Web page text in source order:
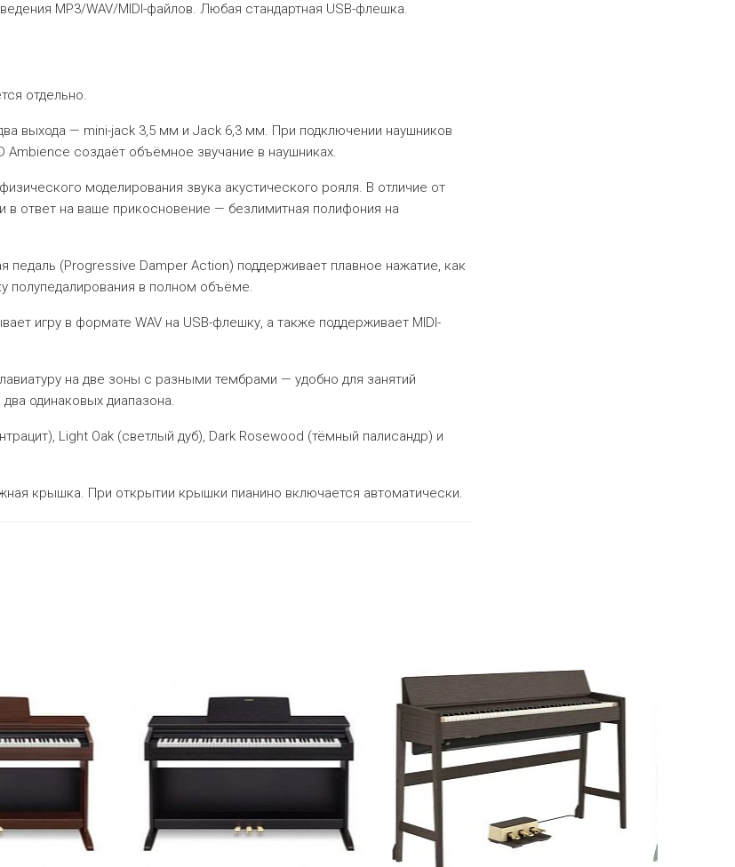
MP3/WAV/MIDI-файлов. Любая стандартная USB-флешка.
отдельно.
выхода — mini-jack 3,5 мм и Jack 6,3 мм. При подключении наушников
создаёт объёмное звучание в наушниках.
моделирования звука акустического рояля. В отличие от
ответ на ваше прикосновение — безлимитная полифония на
педаль (Progressive Damper Action) поддерживает плавное нажатие, как
полупедалирования в полном объёме.
игру в формате WAV на USB-флешку, а также поддерживает MIDI-
на две зоны с разными тембрами — удобно для занятий
одинаковых диапазона.
Light Oak (светлый дуб), Dark Rosewood (тёмный палисандр) и
крышка. При открытии крышки пианино включается автоматически.